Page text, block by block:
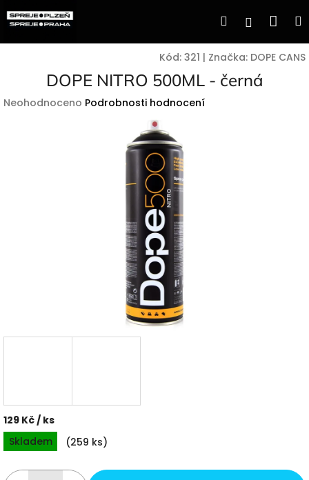
na
Hledat
Kód: 321 | Značka: DOPE CANS
DOPE NITRO 500ML - černá
Průměrné
Neohodnoceno Podrobnosti hodnocení
129 Kč / ks
Měrná
cena:
Skladem (259 ks)